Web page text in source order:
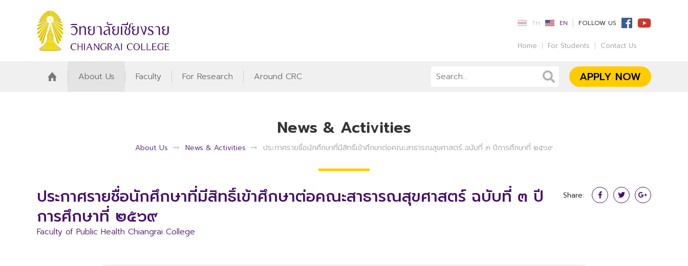
FOLLOW US
TH EN
Home For Students Contact Us
APPLY NOW
About Us Faculty For Research Around CRC
News & Activities
About Us News & Activities ประกาศรายชื่อนักศึกษาที่มีสิทธิ์เข้าศึกษาต่อคณะสาธารณสุขศาสตร์ ฉบับที่ ๓ ปีการศึกษาที่ ๒๕๖๙
ประกาศรายชื่อนักศึกษาที่มีสิทธิ์เข้าศึกษาต่อคณะสาธารณสุขศาสตร์ ฉบับที่ ๓ ปี
การศึกษาที่ ๒๕๖๙
Faculty of Public Health Chiangrai College
Share: